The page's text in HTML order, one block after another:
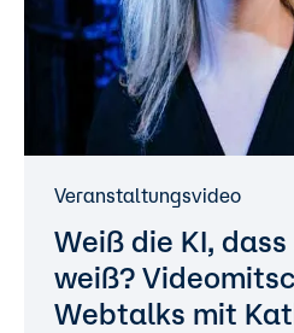
Veranstaltungsvideo
Weiß die KI,
weiß?
Webtalks mit